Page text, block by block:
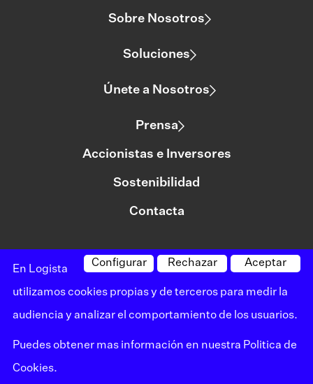
Sobre Nosotros
Soluciones
Únete a Nosotros
Prensa
Accionistas e Inversores
Sostenibilidad
Contacta
©logista Todos los derechos reservados
Aviso legal
Política de privacidad
Política de cookies
Aceptar
Rechazar
Configurar
En Logista
utilizamos cookies propias y de terceros para medir la
audiencia y analizar el comportamiento de los usuarios.
Puedes obtener mas información en nuestra Politica de
Cookies.